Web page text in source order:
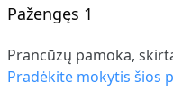
Pažengęs 1
Prancūzų pamoka,
Pradėkite mokytis šios